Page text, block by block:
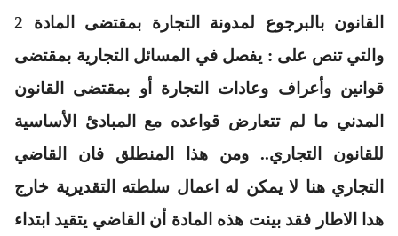
القانون بالبرجوع لمدونة التجارة بمقتضى المادة 2
والتي تنص على : يفصل في المسائل التجارية بمقتضى
قوانين وأعراف وعادات التجارة أو بمقتضى القانون
المدني ما لم تتعارض قواعده مع المبادئ الأساسية
للقانون التجاري.. ومن هذا المنطلق فان القاضي
التجاري هنا لا يمكن له اعمال سلطته التقديرية خارج
هدا الاطار فقد بينت هذه المادة أن القاضي يتقيد ابتداء